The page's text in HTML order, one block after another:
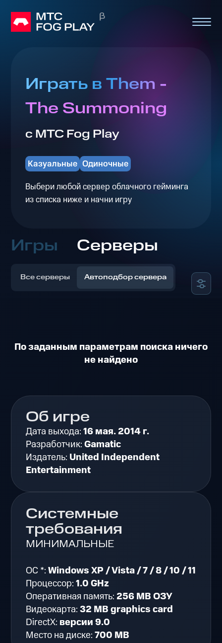
Играть в Them -
The Summoning
с МТС Fog Play
Казуальные Одиночные
Выбери любой сервер облачного гейминга
из списка ниже и начни игру
Игры Серверы
Все серверы Автоподбор сервера
По заданным параметрам поиска ничего
не найдено
Об игре
Дата выхода:16 мая. 2014 г.
Разработчик:Gamatic
Издатель: United Independent
Entertainment
Системные
требования
МИНИМАЛЬНЫЕ
ОС *:Windows XP / Vista / 7 / 8 / 10 / 11
Процессор:1.0 GHz
Оперативная память: 256 MB ОЗУ
Видеокарта:32 MB graphics card
DirectX: версии 9.0
Место на диске:700 MB